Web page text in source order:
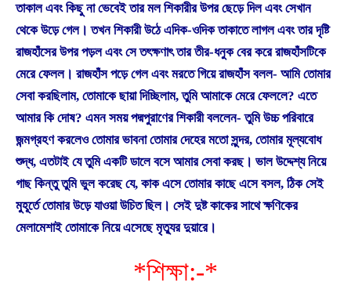
তাকাল এবং কিছু না ভেবেই তার মল শিকারীর উপর ছেড়ে দিল এবং সেখান
থেকে উড়ে গেল। তখন শিকারী উঠে এদিক-ওদিক তাকাতে লাগল এবং তার দৃষ্টি
রাজহাঁসের উপর পড়ল এবং সে তৎক্ষণাৎ তার তীর-ধনুক বের করে রাজহাঁসটিকে
মেরে ফেলল। রাজহাঁস পড়ে গেল এবং মরতে গিয়ে রাজহাঁস বলল- আমি তোমার
সেবা করছিলাম, তোমাকে ছায়া দিচ্ছিলাম, তুমি আমাকে মেরে ফেললে? এতে
আমার কি দোষ? এমন সময় পদ্মপুরাণের শিকারী বললেন- তুমি উচ্চ পরিবারে
জন্মগ্রহণ করলেও তোমার ভাবনা তোমার দেহের মতো সুন্দর, তোমার মূল্যবোধ
শুদ্ধ, এতটাই যে তুমি একটি ডালে বসে আমার সেবা করছ। ভাল উদ্দেশ্য নিয়ে
গাছ কিন্তু তুমি ভুল করেছ যে, কাক এসে তোমার কাছে এসে বসল, ঠিক সেই
মুহূর্তে তোমার উড়ে যাওয়া উচিত ছিল। সেই দুষ্ট কাকের সাথে ক্ষণিকের
মেলামেশাই তোমাকে নিয়ে এসেছে মৃত্যুর দুয়ারে।
*শিক্ষা:-*